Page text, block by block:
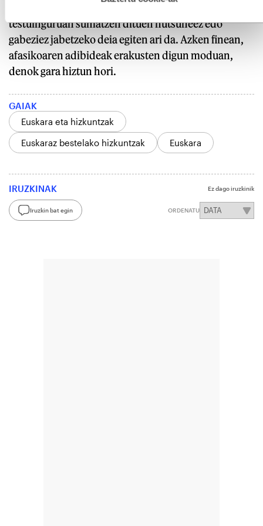
testuinguruan sumatzen dituen hutsuneez edo
gabeziez jabetzeko deia egiten ari da. Azken finean,
afasikoaren adibideak erakusten digun moduan,
denok gara hiztun hori.
GAIAK
Euskara eta hizkuntzak
Euskaraz bestelako hizkuntzak
Euskara
IRUZKINAK Ez dago iruzkinik
Iruzkin bat egin ORDENATU